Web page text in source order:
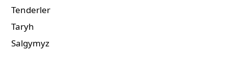
Tenderler
Taryh
Salgymyz